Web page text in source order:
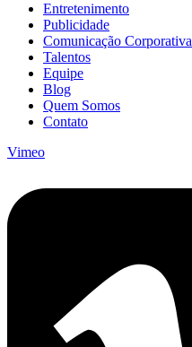
Entretenimento
Publicidade
Comunicação Corporativa
Talentos
Equipe
Blog
Quem Somos
Contato
Vimeo